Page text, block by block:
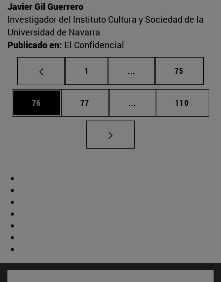
Javier Gil Guerrero
Investigador del Instituto Cultura y Sociedad de la
Universidad de Navarra
Publicado en: El Confidencial
Página
1 ... Páginas intermedias
Página
75
Página
76 Página
77 ... Páginas intermedias
Página
110